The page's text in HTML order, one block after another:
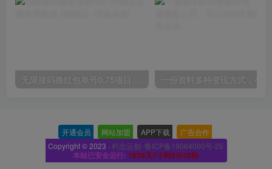
无限接码撸红包单号0.75项目无偿分享给你【揭秘】
开通会员 网站加盟 APP下载 广告合作
Copyright © 2023 · 朽念云创· 鲁ICP备19064000号-26
本站已安全运行: 1638天7小时8分39秒